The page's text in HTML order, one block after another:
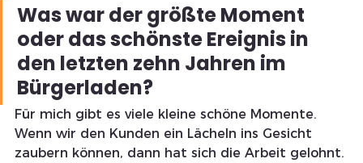
Was war der größte Moment
oder das schönste Ereignis in
den letzten zehn Jahren im
Bürgerladen?
Für mich gibt es viele kleine schöne Momente.
Wenn wir den Kunden ein Lächeln ins Gesicht
zaubern können, dann hat sich die Arbeit gelohnt.